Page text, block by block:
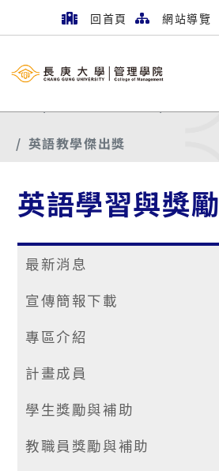
回首頁 網站導覽
英語教學傑出獎
英語學習與獎勵
最新消息
宣傳簡報下載
專區介紹
計畫成員
學生獎勵與補助
教職員獎勵與補助